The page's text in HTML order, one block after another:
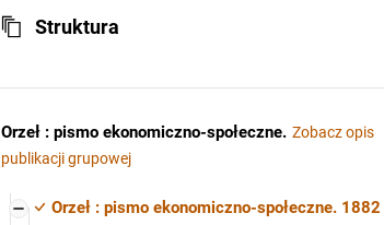
Struktura
Orzeł : pismo ekonomiczno-społeczne. Zobacz opis
publikacji grupowej
Orzeł : pismo ekonomiczno-społeczne. 1882